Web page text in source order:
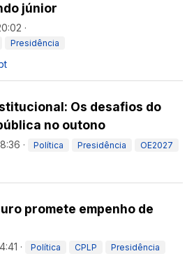
júnior
·
Presidência
Os desafios do
no outono
· Política Presidência OE2027
promete empenho de
· Política CPLP Presidência